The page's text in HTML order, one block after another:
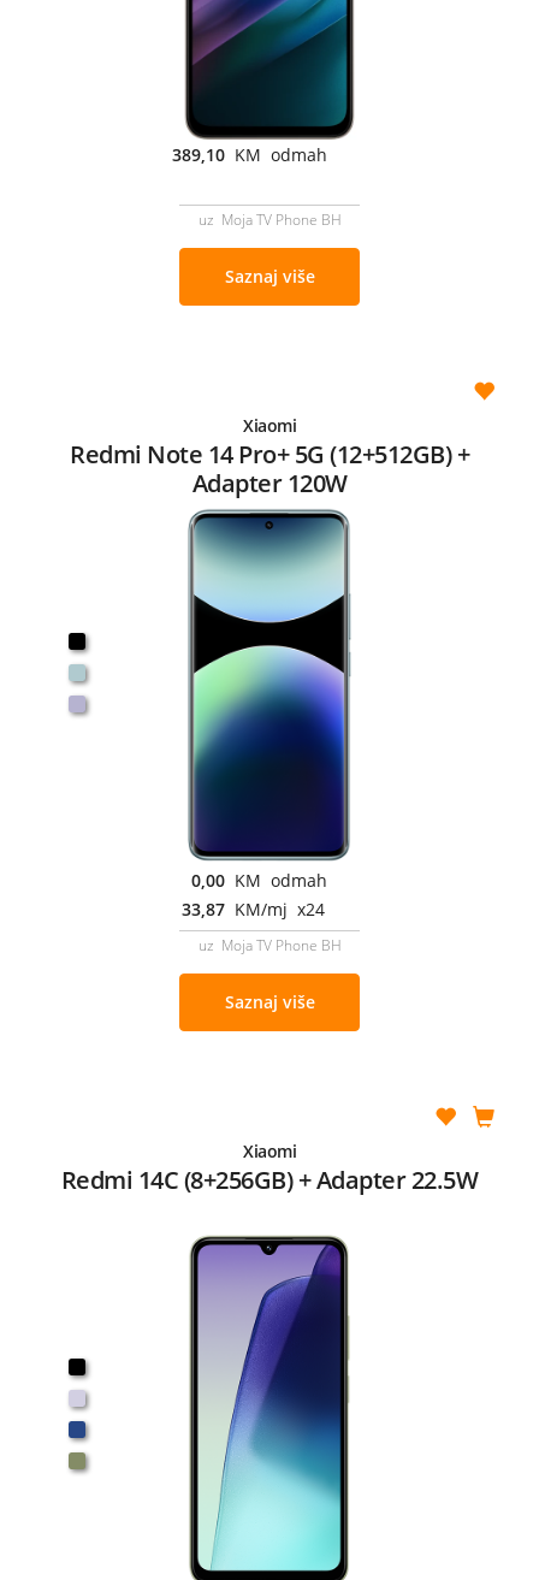
389,10 KM odmah
uz Moja TV Phone BH
Saznaj više
Xiaomi
Redmi Note 14 Pro+ 5G (12+512GB) +
Adapter 120W
0,00 KM odmah
33,87 KM/mj x24
uz Moja TV Phone BH
Saznaj više
Xiaomi
Redmi 14C (8+256GB) + Adapter 22.5W